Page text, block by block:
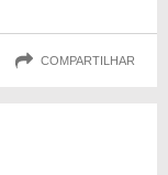
COMPARTILHAR